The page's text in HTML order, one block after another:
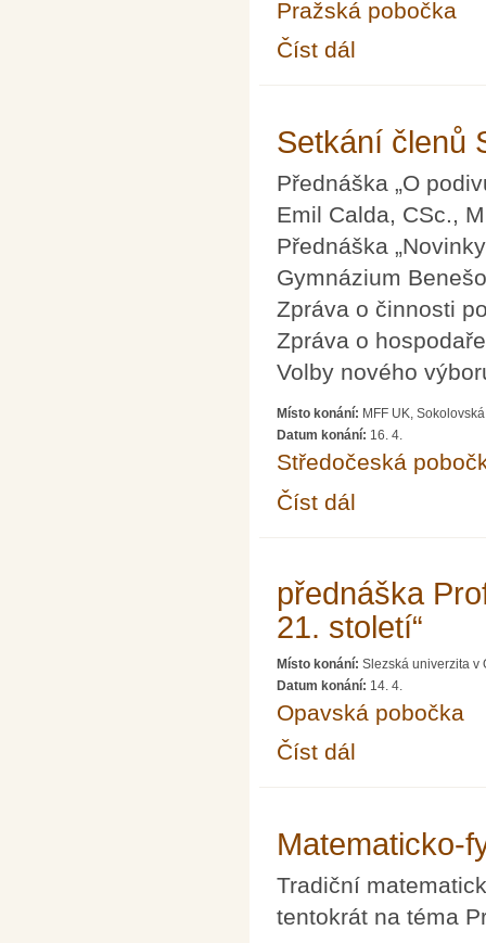
Pražská pobočka
Číst dál
Setkání členů
Přednáška „O
Emil Calda, CSc.,
Přednáška
Gymnázium
Zpráva o činnosti
Zpráva o
Volby nového
Místo konání: MFF UK,
Datum konání: 16. 4.
Středočeská
Číst dál
přednáška
21. století“
Místo konání: Slezská univerzita v
Datum konání: 14. 4.
Opavská pobočka
Číst dál
Matematicko-
Tradiční
tentokrát na téma